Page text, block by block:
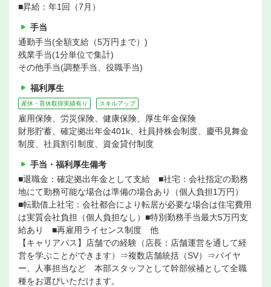
■昇給：年1回（7月）
手当
通勤手当(全額支給（5万円まで）)
残業手当(1分単位で集計)
その他手当(調整手当、役職手当)
福利厚生
産休・育休取得実績有り スキルアップ
雇用保険、労災保険、健康保険、厚生年金保険
財形貯蓄、確定拠出年金401k、社員持株会制度、慶弔見舞金
制度、社員割引制度、資金貸付制度
手当・福利厚生備考
■退職金：確定拠出年金として支給 ■社宅：会社指定の勤務
地にて勤務可能な場合は準備の場合あり（個人負担1万円）
■転勤借上社宅：会社都合により転居が必要な場合は住宅費用
は実質会社負担（個人負担なし）■特別勤務手当最大5万円支
給あり ■再雇用ライセンス制度 他
【キャリアパス】店舗での経験（店長：店舗運営を通して経
営を学ぶことができます）⇒複数店舗統括（SV）⇒バイヤ
ー、人事担当など 本部スタッフとして幹部候補として全職
種をお選びいただけます。